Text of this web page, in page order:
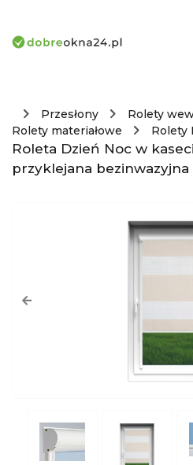
Przesłony
Rolety
Rolety materiałowe
Rolety
Roleta Dzień Noc w
przyklejana